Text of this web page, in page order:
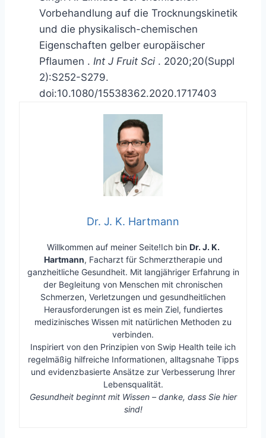
Vorbehandlung auf die Trocknungskinetik
und die physikalisch-chemischen
Eigenschaften gelber europäischer
Pflaumen . Int J Fruit Sci . 2020;20(Suppl
2):S252-S279.
doi:10.1080/15538362.2020.1717403
Dr. J. K. Hartmann
Willkommen auf meiner Seite!Ich bin Dr. J. K.
Hartmann, Facharzt für Schmerztherapie und
ganzheitliche Gesundheit. Mit langjähriger Erfahrung in
der Begleitung von Menschen mit chronischen
Schmerzen, Verletzungen und gesundheitlichen
Herausforderungen ist es mein Ziel, fundiertes
medizinisches Wissen mit natürlichen Methoden zu
verbinden.
Inspiriert von den Prinzipien von Swip Health teile ich
regelmäßig hilfreiche Informationen, alltagsnahe Tipps
und evidenzbasierte Ansätze zur Verbesserung Ihrer
Lebensqualität.
Gesundheit beginnt mit Wissen – danke, dass Sie hier
sind!